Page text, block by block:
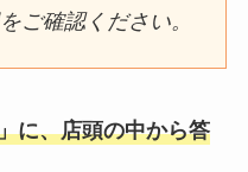
ご確認ください。
に、店頭の中から答